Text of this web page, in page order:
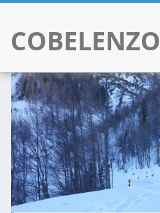
COBELENZO
Skip
to
content